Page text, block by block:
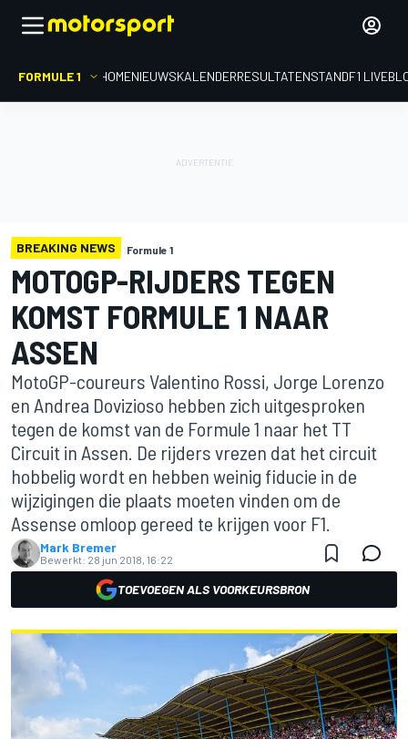
FORMULE 1 HOMENIEUWSKALENDERRESULTATENSTANDF1
BREAKING NEWS Formule 1
MOTOGP-RIJDERS TEGEN
KOMST FORMULE 1 NAAR
ASSEN
MotoGP-coureurs Valentino Rossi, Jorge Lorenzo
en Andrea Dovizioso hebben zich uitgesproken
tegen de komst van de Formule 1 naar het TT
Circuit in Assen. De rijders vrezen dat het circuit
hobbelig wordt en hebben weinig fiducie in de
wijzigingen die plaats moeten vinden om de
Assense omloop gereed te krijgen voor F1.
Mark Bremer
Bewerkt: 28 jun 2018, 16:22
TOEVOEGEN ALS VOORKEURSBRON